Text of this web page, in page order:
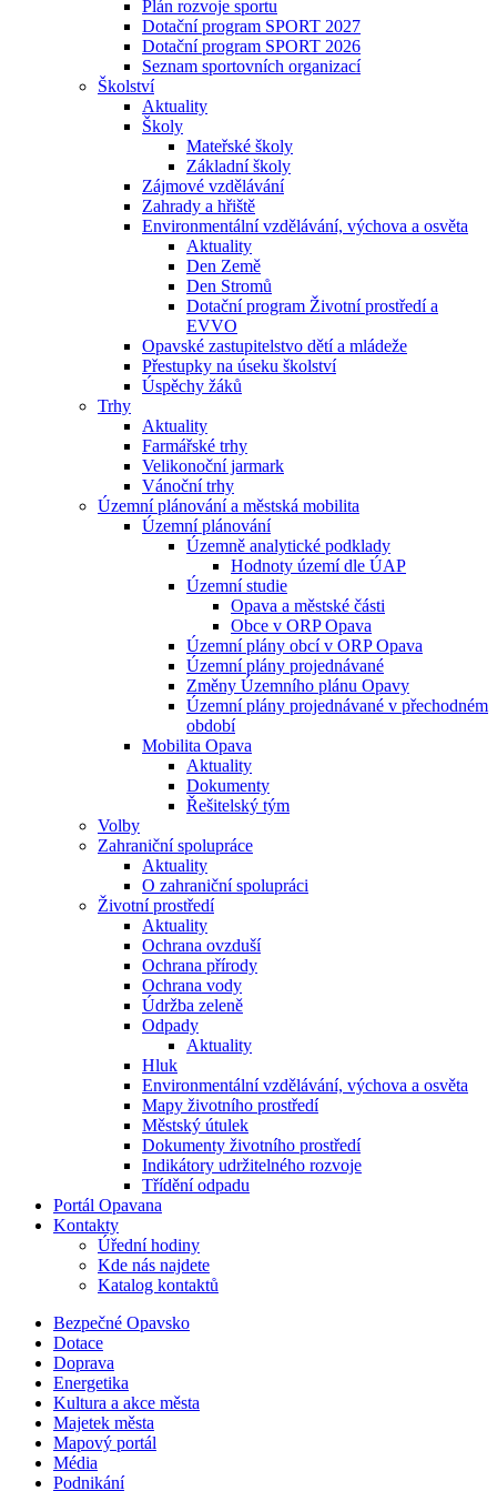
Plán rozvoje sportu
Dotační program SPORT 2027
Dotační program SPORT 2026
Seznam sportovních organizací
Školství
Aktuality
Školy
Mateřské školy
Základní školy
Zájmové vzdělávání
Zahrady a hřiště
Environmentální vzdělávání, výchova a osvěta
Aktuality
Den Země
Den Stromů
Dotační program Životní prostředí a
EVVO
Opavské zastupitelstvo dětí a mládeže
Přestupky na úseku školství
Úspěchy žáků
Trhy
Aktuality
Farmářské trhy
Velikonoční jarmark
Vánoční trhy
Územní plánování a městská mobilita
Územní plánování
Územně analytické podklady
Hodnoty území dle ÚAP
Územní studie
Opava a městské části
Obce v ORP Opava
Územní plány obcí v ORP Opava
Územní plány projednávané
Změny Územního plánu Opavy
Územní plány projednávané v přechodném
období
Mobilita Opava
Aktuality
Dokumenty
Řešitelský tým
Volby
Zahraniční spolupráce
Aktuality
O zahraniční spolupráci
Životní prostředí
Aktuality
Ochrana ovzduší
Ochrana přírody
Ochrana vody
Údržba zeleně
Odpady
Aktuality
Hluk
Environmentální vzdělávání, výchova a osvěta
Mapy životního prostředí
Městský útulek
Dokumenty životního prostředí
Indikátory udržitelného rozvoje
Třídění odpadu
Portál Opavana
Kontakty
Úřední hodiny
Kde nás najdete
Katalog kontaktů
Bezpečné Opavsko
Dotace
Doprava
Energetika
Kultura a akce města
Majetek města
Mapový portál
Média
Podnikání